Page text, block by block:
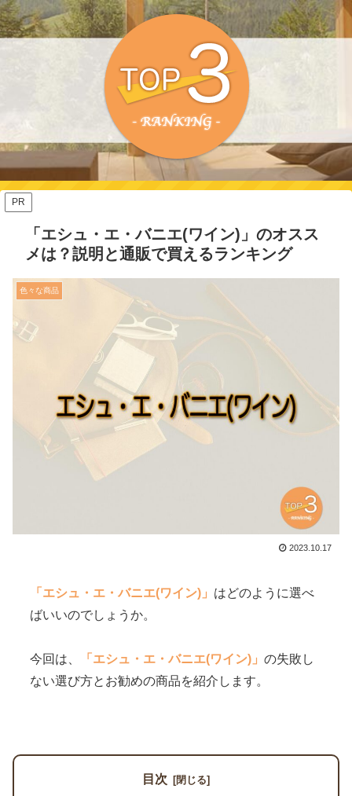
PR
「エシュ・エ・バニエ(ワイン)」のオスス
メは？説明と通販で買えるランキング
色々な商品
2023.10.17
「エシュ・エ・バニエ(ワイン)」 はどのように選べ
ばいいのでしょうか。
今回は、 「エシュ・エ・バニエ(ワイン)」の失敗し
ない選び方とお勧めの商品を紹介します。
目次